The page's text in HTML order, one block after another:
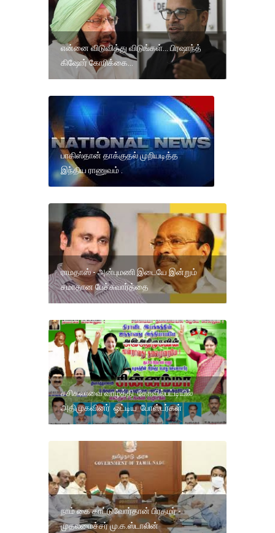
என்னை விடுவித்து விடுங்கள்... பிரஷாந்த்
கிஷோர் கோரிக்கை...
பாகிஸ்தான் தாக்குதல் முறியடித்த
இந்திய ராணுவம் .
ராமதாஸ் - அன்புமணி இடையே இன்றும்
சமாதான பேச்சுவார்த்தை
சசிகலாவை வாழ்த்தி கோவில்பட்டியில்
அதிமுகவினர் ஒட்டிய போஸ்டர்கள்
நாம் கை காட்டுவோர்தான் பிரதமர் -
முதலமைச்சர் மு.க.ஸ்டாலின்